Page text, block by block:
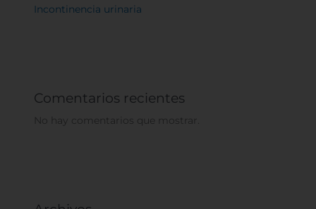
Incontinencia urinaria
Comentarios recientes
No hay comentarios que mostrar.